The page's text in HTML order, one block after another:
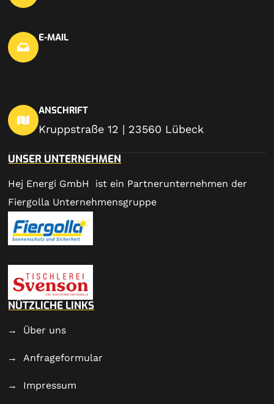
E-MAIL
ANSCHRIFT
Kruppstraße 12 | 23560 Lübeck
UNSER UNTERNEHMEN
Hej Energi GmbH ist ein Partnerunternehmen der
Fiergolla Unternehmensgruppe
NÜTZLICHE LINKS
Über uns
Anfrageformular
Impressum